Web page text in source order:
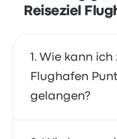
Reiseziel
Wie kann ich
Flughafen
gelangen?